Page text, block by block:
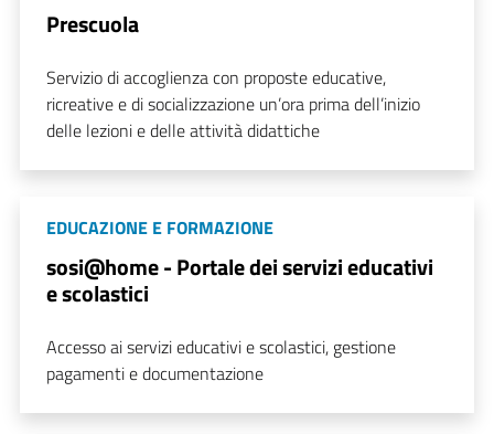
Prescuola
Servizio di accoglienza con proposte educative,
ricreative e di socializzazione un’ora prima dell’inizio
delle lezioni e delle attività didattiche
EDUCAZIONE E FORMAZIONE
sosi@home - Portale dei servizi educativi
e scolastici
Accesso ai servizi educativi e scolastici, gestione
pagamenti e documentazione